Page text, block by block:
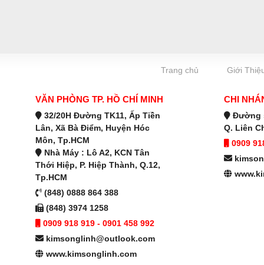
Trang chủ Giới
VĂN PHÒNG TP. HỒ CHÍ MINH
32/20H Đường TK11, Ấp Tiền
Lân, Xã Bà Điểm, Huyện Hóc
Môn, Tp.HCM
Nhà Máy : Lô A2, KCN Tân
Thới Hiệp, P. Hiệp Thành, Q.12,
Tp.HCM
(848) 0888 864 388
(848) 3974 1258
0909 918 919 - 0901 458 992
kimsonglinh@outlook.com
www.kimsonglinh.com
CHI
Đường
Q. Liên
0909